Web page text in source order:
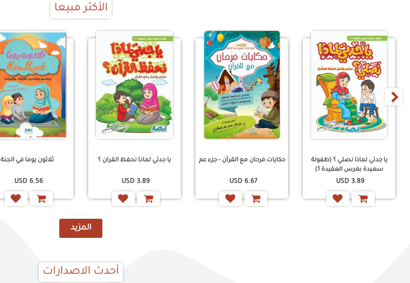
الأكثر مبيعا
يا جدتي لماذا نصلي ؟ (طفولة
سعيدة بغرس العقيدة 1)
3.89
USD
حكايات فرحان مع القرآن - جزء عم
6.67
USD
يا جدتي لماذا نحفظ القران ؟
3.89
USD
ثلاثون يوما في الجنة
6.56
USD
›
المزيد
أحدث الاصدارات